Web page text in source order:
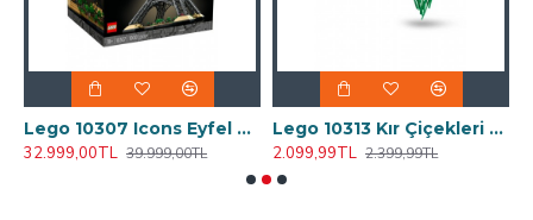
Lego 10307 Icons Eyfel Kulesi
32.999,00TL 39.999,00TL
Lego 10313 Kır Çiçekleri Buketi Icons Botanical Collection
2.099,99TL 2.399,99TL